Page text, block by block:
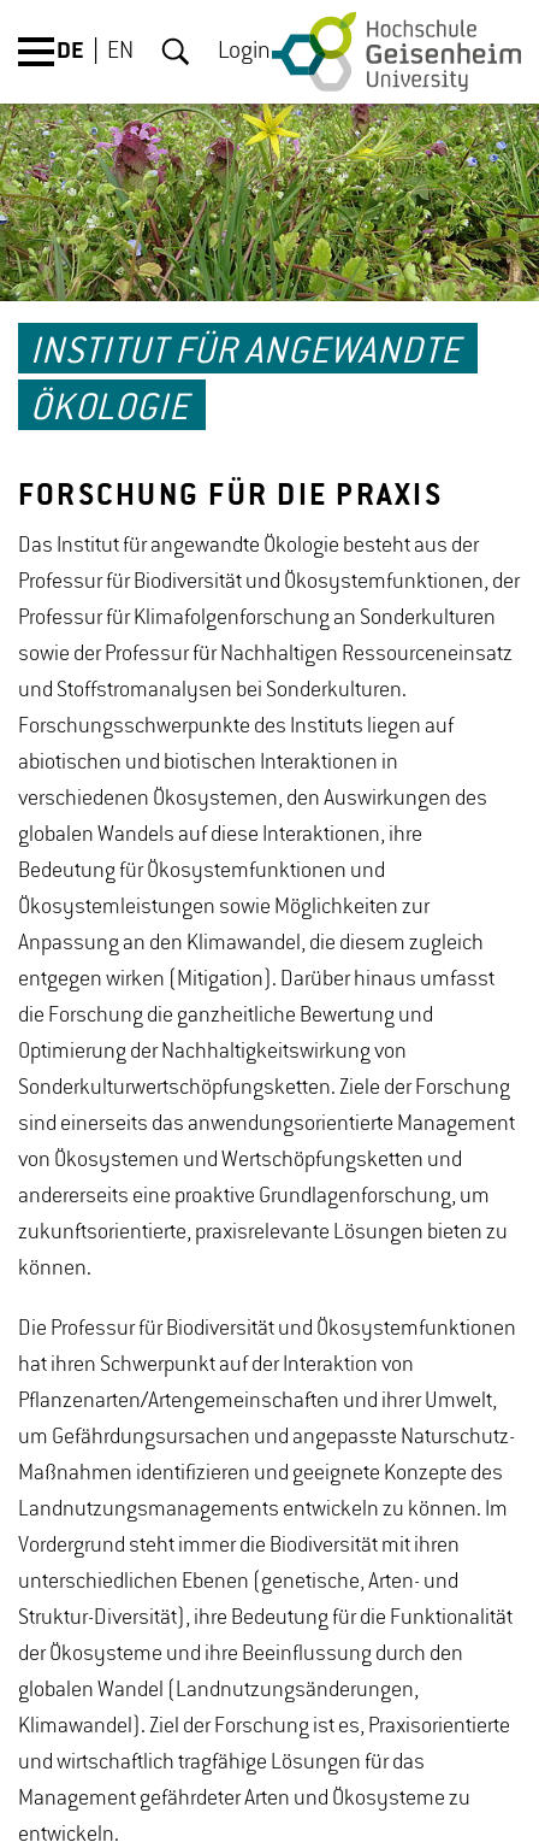
DE EN Login
INSTITUT FÜR ANGEWANDTE
ÖKOLOGIE
FORSCHUNG FÜR DIE PRAXIS
Das Institut für angewandte Ökologie besteht aus der
Professur für Biodiversität und Ökosystemfunktionen, der
Professur für Klimafolgenforschung an Sonderkulturen
sowie der Professur für Nachhaltigen Ressourceneinsatz
und Stoffstromanalysen bei Sonderkulturen.
Forschungsschwerpunkte des Instituts liegen auf
abiotischen und biotischen Interaktionen in
verschiedenen Ökosystemen, den Auswirkungen des
globalen Wandels auf diese Interaktionen, ihre
Bedeutung für Ökosystemfunktionen und
Ökosystemleistungen sowie Möglichkeiten zur
Anpassung an den Klimawandel, die diesem zugleich
entgegen wirken (Mitigation). Darüber hinaus umfasst
die Forschung die ganzheitliche Bewertung und
Optimierung der Nachhaltigkeitswirkung von
Sonderkulturwertschöpfungsketten. Ziele der Forschung
sind einerseits das anwendungsorientierte Management
von Ökosystemen und Wertschöpfungsketten und
andererseits eine proaktive Grundlagenforschung, um
zukunftsorientierte, praxisrelevante Lösungen bieten zu
können.
Die Professur für Biodiversität und Ökosystemfunktionen
hat ihren Schwerpunkt auf der Interaktion von
Pflanzenarten/Artengemeinschaften und ihrer Umwelt,
um Gefährdungsursachen und angepasste Naturschutz-
Maßnahmen identifizieren und geeignete Konzepte des
Landnutzungsmanagements entwickeln zu können. Im
Vordergrund steht immer die Biodiversität mit ihren
unterschiedlichen Ebenen (genetische, Arten- und
Struktur-Diversität), ihre Bedeutung für die Funktionalität
der Ökosysteme und ihre Beeinflussung durch den
globalen Wandel (Landnutzungsänderungen,
Klimawandel). Ziel der Forschung ist es, Praxisorientierte
und wirtschaftlich tragfähige Lösungen für das
Management gefährdeter Arten und Ökosysteme zu
entwickeln.